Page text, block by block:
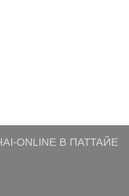
ONLINE В ПАТТАЙЕ